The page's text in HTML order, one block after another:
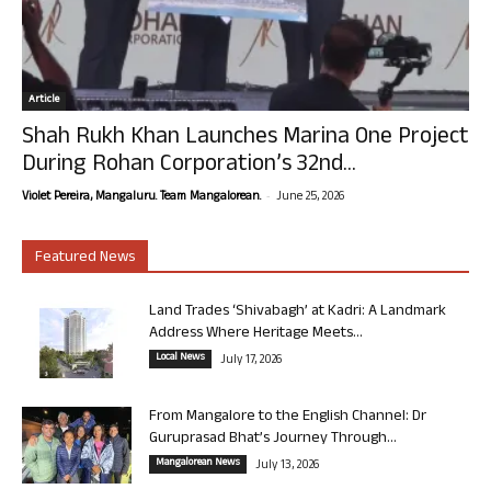
Article
Shah Rukh Khan Launches Marina One Project
During Rohan Corporation’s 32nd...
Violet Pereira, Mangaluru. Team Mangalorean. - June 25, 2026
Featured News
Land Trades ‘Shivabagh’ at Kadri: A Landmark
Address Where Heritage Meets...
Local News July 17, 2026
From Mangalore to the English Channel: Dr
Guruprasad Bhat’s Journey Through...
Mangalorean News July 13, 2026